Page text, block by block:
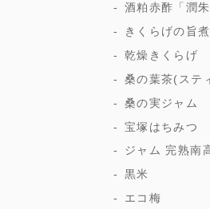
酒粕赤酢「潤朱
きくらげの旨煮
乾燥きくらげ
桑の葉茶(ステ
桑の実ジャム
宝塚はちみつ
ジャム 完熟南
黒米
エコ梅